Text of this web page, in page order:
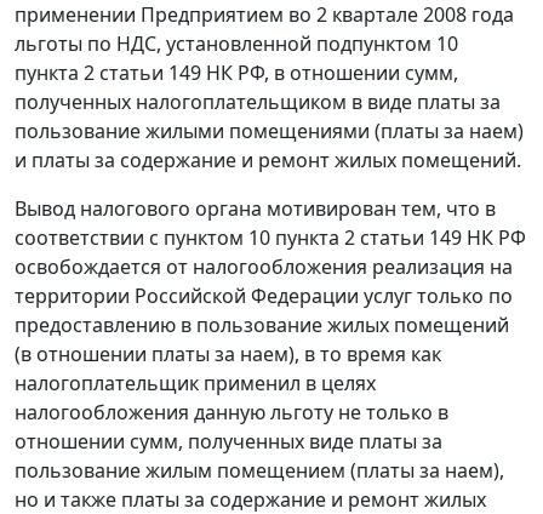
применении Предприятием во 2 квартале 2008 года
льготы по НДС, установленной подпунктом 10
пункта 2 статьи 149 НК РФ, в отношении сумм,
полученных налогоплательщиком в виде платы за
пользование жилыми помещениями (платы за наем)
и платы за содержание и ремонт жилых помещений.
Вывод налогового органа мотивирован тем, что в
соответствии с пунктом 10 пункта 2 статьи 149 НК РФ
освобождается от налогообложения реализация на
территории Российской Федерации услуг только по
предоставлению в пользование жилых помещений
(в отношении платы за наем), в то время как
налогоплательщик применил в целях
налогообложения данную льготу не только в
отношении сумм, полученных виде платы за
пользование жилым помещением (платы за наем),
но и также платы за содержание и ремонт жилых